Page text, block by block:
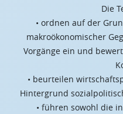
Die
• ordnen auf der
makroökonomischer
Vorgänge ein und
• beurteilen
Hintergrund
• führen sowohl die